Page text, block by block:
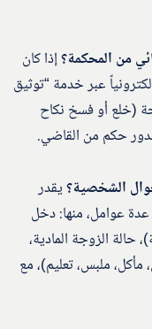
إذا كان
عبر خدمة “توثيق
(خلع أو فسخ نكاح
حكم من القاضي.
يقدر
عدة عوامل، منها: دخل
حالة الزوجة المادية،
ملبس، تعليم)، مع